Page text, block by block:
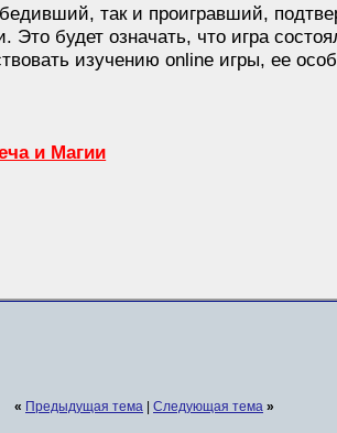
так и проигравший,
будет означать, что игра
изучению online игры, ее
и Магии
« Предыдущая тема Следующая тема »